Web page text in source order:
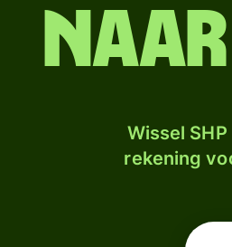
Wissel
rekening